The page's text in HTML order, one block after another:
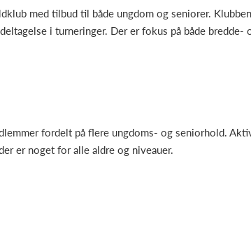
med tilbud til både ungdom og seniorer.
i turneringer. Der er fokus på både
fordelt på flere ungdoms- og seniorhold.
er noget for alle aldre og niveauer.